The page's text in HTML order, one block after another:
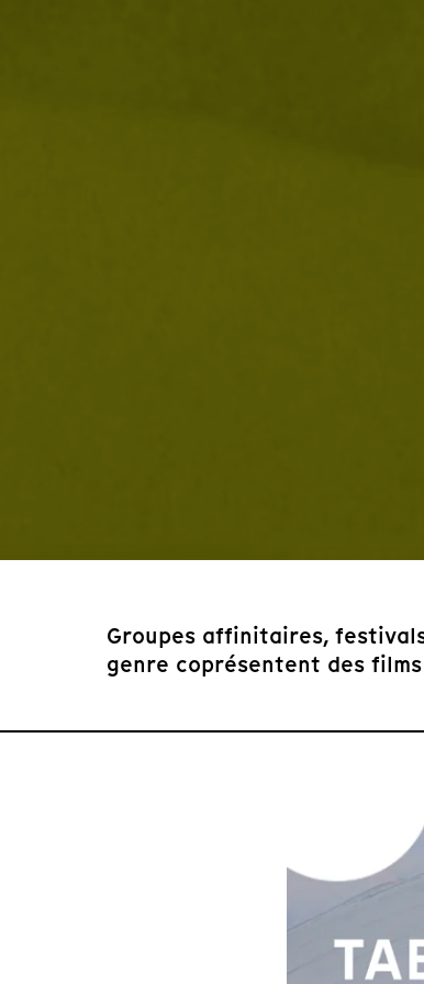
Groupes affinitaires,
genre coprésentent des